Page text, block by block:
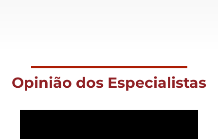
Opinião dos Especialistas